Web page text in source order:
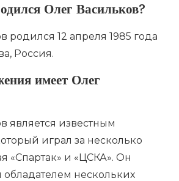
Олег Васильков?
родился 12 апреля 1985 года
Россия.
имеет Олег
является известным
играл за несколько
«Спартак» и «ЦСКА». Он
обладателем нескольких